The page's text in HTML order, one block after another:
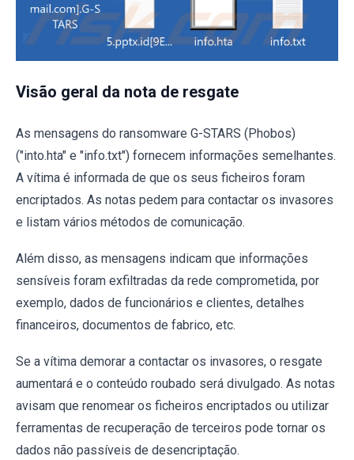
Visão geral da nota de resgate
As mensagens do ransomware G-STARS (Phobos)
("into.hta" e "info.txt") fornecem informações semelhantes.
A vítima é informada de que os seus ficheiros foram
encriptados. As notas pedem para contactar os invasores
e listam vários métodos de comunicação.
Além disso, as mensagens indicam que informações
sensíveis foram exfiltradas da rede comprometida, por
exemplo, dados de funcionários e clientes, detalhes
financeiros, documentos de fabrico, etc.
Se a vítima demorar a contactar os invasores, o resgate
aumentará e o conteúdo roubado será divulgado. As notas
avisam que renomear os ficheiros encriptados ou utilizar
ferramentas de recuperação de terceiros pode tornar os
dados não passíveis de desencriptação.